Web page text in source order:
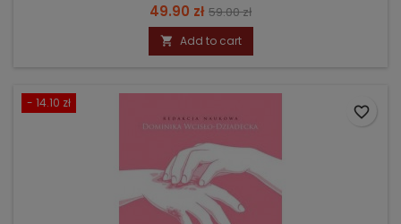
Price
49.90 zł Regular
price
59.00 zł
 Add to cart
- 14.10 zł
favorite_border